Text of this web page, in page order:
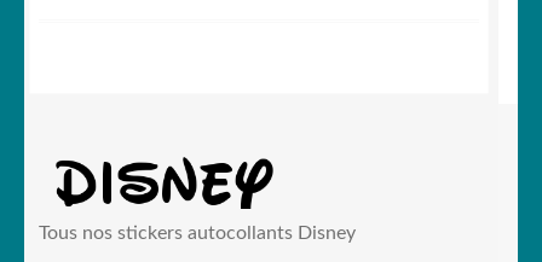
Tous nos stickers autocollants Disney